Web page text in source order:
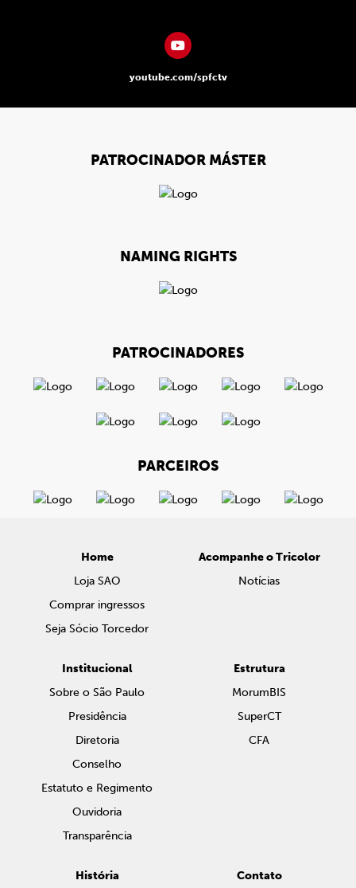
youtube.com/spfctv
PATROCINADOR MÁSTER
NAMING RIGHTS
PATROCINADORES
PARCEIROS
Home
Loja SAO
Comprar ingressos
Seja Sócio Torcedor
Acompanhe o Tricolor
Notícias
Institucional
Sobre o São Paulo
Presidência
Diretoria
Conselho
Estatuto e Regimento
Ouvidoria
Transparência
Estrutura
MorumBIS
SuperCT
CFA
História Contato